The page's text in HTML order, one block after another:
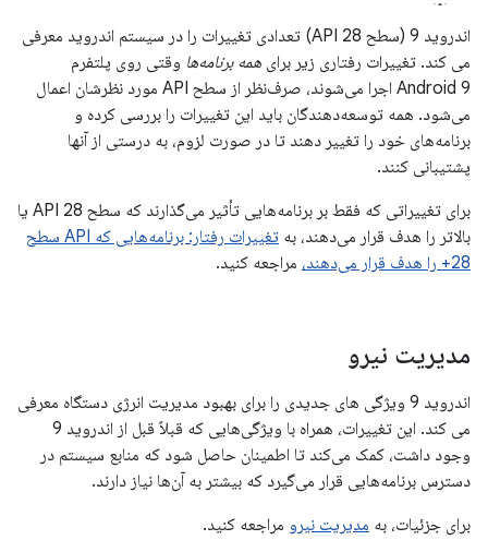
اندروید 9 (سطح API 28) تعدادی تغییرات را در سیستم اندروید معرفی
می کند. تغییرات رفتاری زیر برای همه برنامه‌ها وقتی روی پلتفرم
Android 9 اجرا می‌شوند، صرف‌نظر از سطح API مورد نظرشان اعمال
می‌شود. همه توسعه‌دهندگان باید این تغییرات را بررسی کرده و
برنامه‌های خود را تغییر دهند تا در صورت لزوم، به درستی از آنها
پشتیبانی کنند.
برای تغییراتی که فقط بر برنامه‌هایی تأثیر می‌گذارند که سطح API 28 یا
بالاتر را هدف قرار می‌دهند، به
تغییرات رفتار: برنامه‌هایی که API سطح
28+ را هدف قرار می‌دهند،
مراجعه کنید.
مدیریت نیرو
اندروید 9 ویژگی های جدیدی را برای بهبود مدیریت انرژی دستگاه معرفی
می کند. این تغییرات، همراه با ویژگی‌هایی که قبلاً قبل از اندروید 9
وجود داشت، کمک می‌کند تا اطمینان حاصل شود که منابع سیستم در
دسترس برنامه‌هایی قرار می‌گیرد که بیشتر به آن‌ها نیاز دارند.
برای جزئیات، به مدیریت نیرو مراجعه کنید.